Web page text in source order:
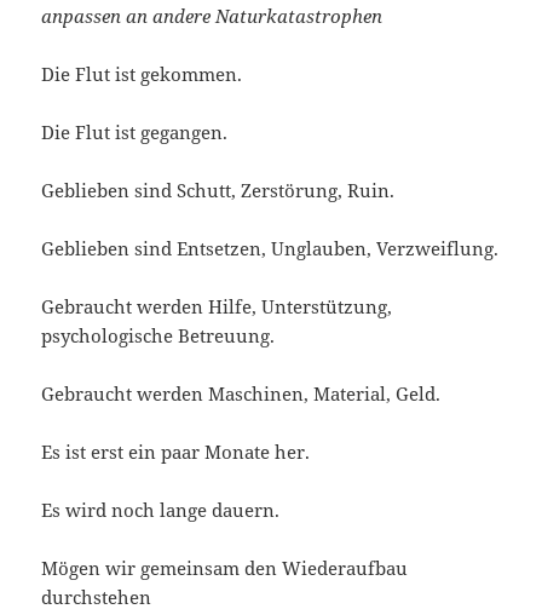
anpassen an andere Naturkatastrophen
Die Flut ist gekommen.
Die Flut ist gegangen.
Geblieben sind Schutt, Zerstörung, Ruin.
Geblieben sind Entsetzen, Unglauben, Verzweiflung.
Gebraucht werden Hilfe, Unterstützung,
psychologische Betreuung.
Gebraucht werden Maschinen, Material, Geld.
Es ist erst ein paar Monate her.
Es wird noch lange dauern.
Mögen wir gemeinsam den Wiederaufbau
durchstehen